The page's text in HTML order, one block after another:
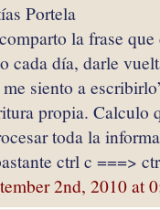
Portela
la frase
cada día, darle
me siento a
propia. Calculo
toda la
ctrl c ===>
2nd, 2010 at